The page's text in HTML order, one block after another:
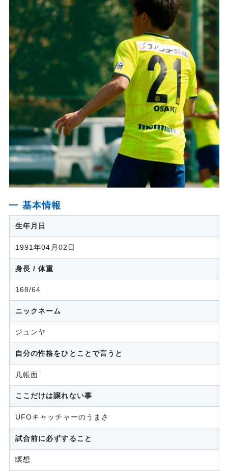
基本情報
生年月日
1991年04月02日
身長 / 体重
168/64
ニックネーム
ジュンヤ
自分の性格をひとことで言うと
几帳面
ここだけは譲れない事
UFOキャッチャーのうまさ
試合前に必ずすること
瞑想